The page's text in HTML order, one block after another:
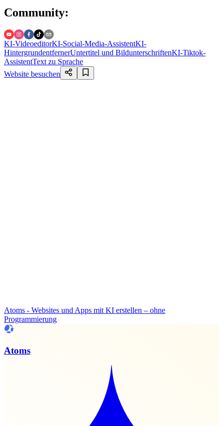
Community:
KI-VideoeditorKI-Social-Media-AssistentKI-
HintergrundentfernerUntertitel und BildunterschriftenKI-Tiktok-
AssistentText zu Sprache
Website besuchen
Atoms - Websites und Apps mit KI erstellen – ohne
Programmierung
Atoms